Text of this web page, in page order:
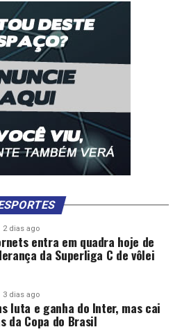
2 dias ago
entra em quadra hoje de
da Superliga C de vôlei
3 dias ago
luta e ganha do Inter, mas cai
da Copa do Brasil